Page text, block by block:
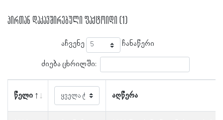
პირთან დაკავშირებული ფაქტოიდი (1)
აჩვენე ჩანაწერი
ძიება ცხრილში:
წელი აღწერა